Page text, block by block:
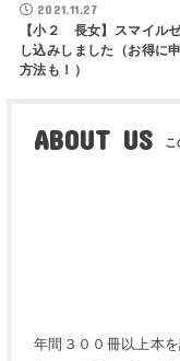
2021.11.27
【小２ 長女】スマイル
し込みしました（お得に
方法も！）
ABOUT US
年間３００冊以上本